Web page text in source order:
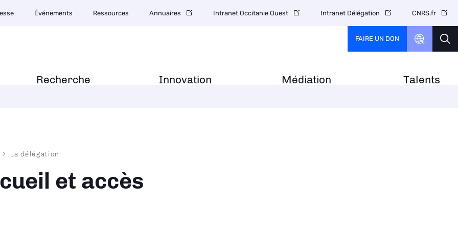
Recherche Innovation Médiation Talents
Événements Ressources Annuaires Intranet Occitanie Ouest Intranet Délégation CNRS.fr
FAIRE UN DON
La délégation
et accès